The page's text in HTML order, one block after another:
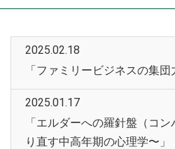
2025.02.18
「ファミリービジネスの集団
2025.01.17
「エルダーへの羅針盤（コ
り直す中高年期の心理学〜」